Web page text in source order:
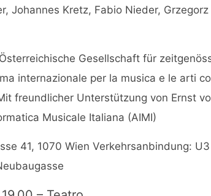
Johannes Kretz, Fabio Nieder,
Gesellschaft für
internazionale per la musica e le arti
freundlicher Unterstützung von Ernst
Musicale Italiana (AIMI)
41, 1070 Wien Verkehrsanbindung: